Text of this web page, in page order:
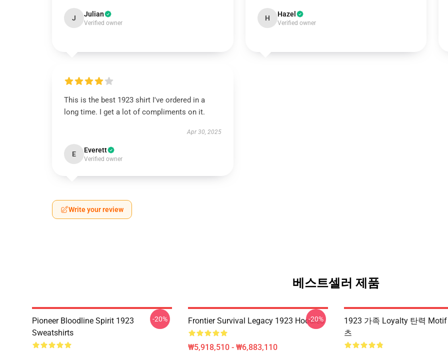
J Julian
Verified owner
H Hazel
Verified owner
This is the best 1923 shirt I've ordered in a
long time. I get a lot of compliments on it.
Apr 30, 2025
E Everett
Verified owner
Write your review
베스트셀러 제품
Pioneer Bloodline Spirit 1923
Sweatshirts
-20% Frontier Survival Legacy 1923 Hoodies
₩5,918,510 - ₩6,883,110
-20%
1923 가족 Loyalty 탄력 Motif
츠